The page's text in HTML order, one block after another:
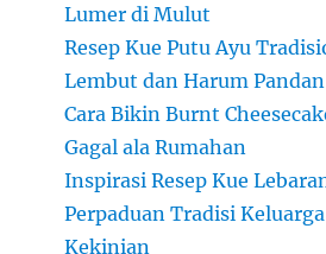
Lumer di Mulut
Resep Kue Putu Ayu
Lembut dan Harum Pandan
Cara Bikin Burnt
Gagal ala Rumahan
Inspirasi Resep Kue
Perpaduan Tradisi
Kekinian